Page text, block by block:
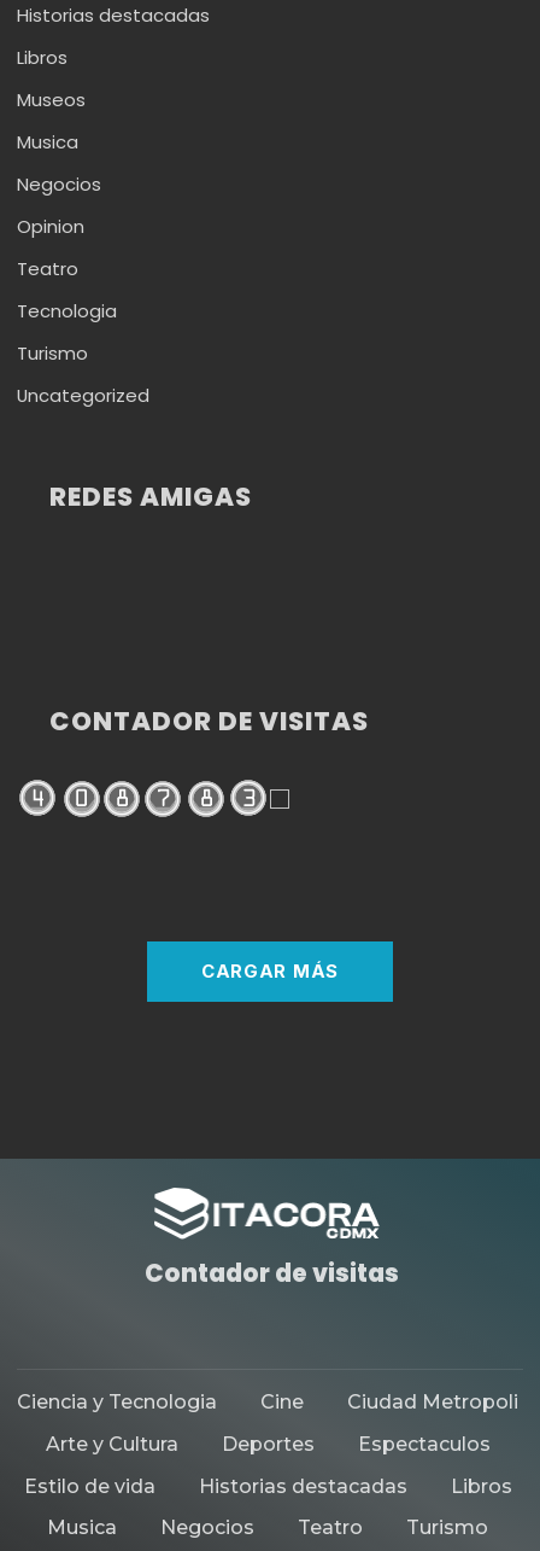
Historias destacadas
Libros
Museos
Musica
Negocios
Opinion
Teatro
Tecnologia
Turismo
Uncategorized
REDES AMIGAS
CONTADOR DE VISITAS
CARGAR MÁS
Contador de visitas
Ciencia y Tecnologia Cine
Ciudad Metropoli
Arte y Cultura
Deportes
Espectaculos
Estilo de vida
Historias destacadas
Libros
Musica
Negocios Teatro Turismo